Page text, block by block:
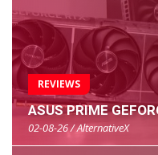
REVIEWS
ASUS PRIME
02-08-26 / AlternativeX